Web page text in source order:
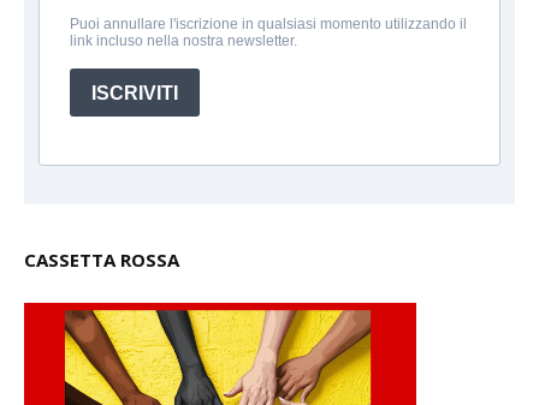
Puoi annullare l'iscrizione in qualsiasi momento utilizzando il
link incluso nella nostra newsletter.
ISCRIVITI
CASSETTA ROSSA